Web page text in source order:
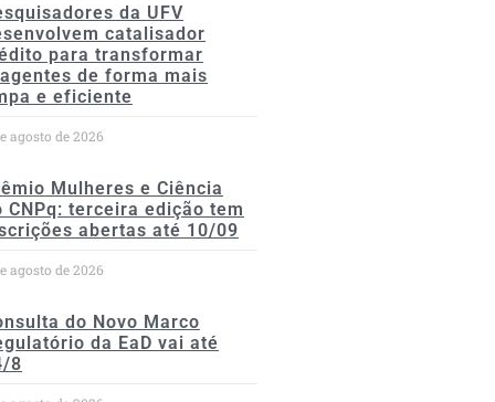
da UFV
catalisador
para transformar
de forma mais
e eficiente
agosto de 2026
Mulheres e Ciência
CNPq: terceira edição tem
abertas até 10/09
agosto de 2026
do Novo Marco
da EaD vai até
8